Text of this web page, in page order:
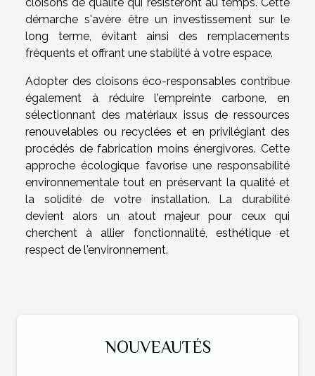
démarche s'avère être un investissement sur le
long terme, évitant ainsi des remplacements
fréquents et offrant une stabilité à votre espace.
Adopter des cloisons éco-responsables contribue
également à réduire l'empreinte carbone, en
sélectionnant des matériaux issus de ressources
renouvelables ou recyclées et en privilégiant des
procédés de fabrication moins énergivores. Cette
approche écologique favorise une responsabilité
environnementale tout en préservant la qualité et
la solidité de votre installation. La durabilité
devient alors un atout majeur pour ceux qui
cherchent à allier fonctionnalité, esthétique et
respect de l'environnement.
NOUVEAUTÉS